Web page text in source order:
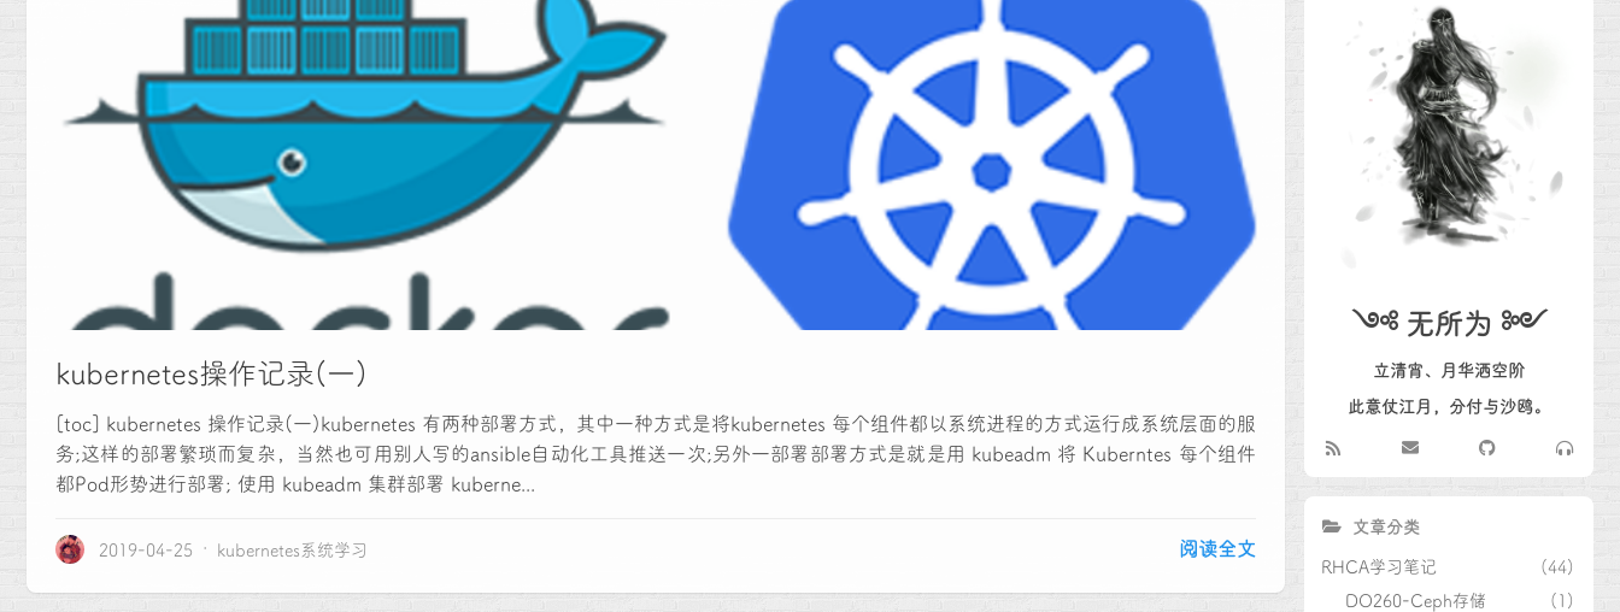
kubernetes操作记录(一)
[toc] kubernetes 操作记录(一)kubernetes 有两种部署方式，其中一种方式是将kubernetes 每个组件都以系统进程的方式运行成系统层面的服
务;这样的部署繁琐而复杂，当然也可用别人写的ansible自动化工具推送一次;另外一部署部署方式是就是用 kubeadm 将 Kuberntes 每个组件
都Pod形势进行部署; 使用 kubeadm 集群部署 kuberne...
2019-04-25 kubernetes系统学习 阅读全文
༺ 无所为 ༻
立清宵、月华洒空阶
此意仗江月，分付与沙鸥。
文章分类
RHCA学习笔记
(44)
DO260-Ceph存储
(1)